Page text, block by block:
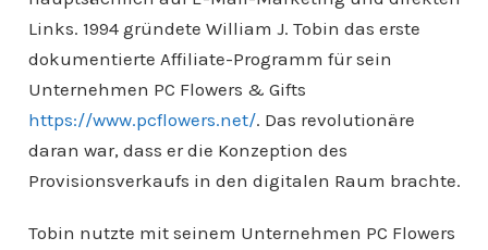
Links. 1994 gründete William J. Tobin das erste
dokumentierte Affiliate-Programm für sein
Unternehmen PC Flowers & Gifts
https://www.pcflowers.net/. Das revolutionäre
daran war, dass er die Konzeption des
Provisionsverkaufs in den digitalen Raum brachte.
Tobin nutzte mit seinem Unternehmen PC Flowers